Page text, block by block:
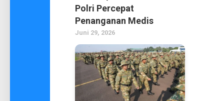
Polri Percepat
Penanganan Medis
Juni 29, 2026